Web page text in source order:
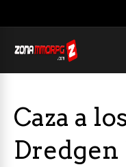
Caza a
Dredgen